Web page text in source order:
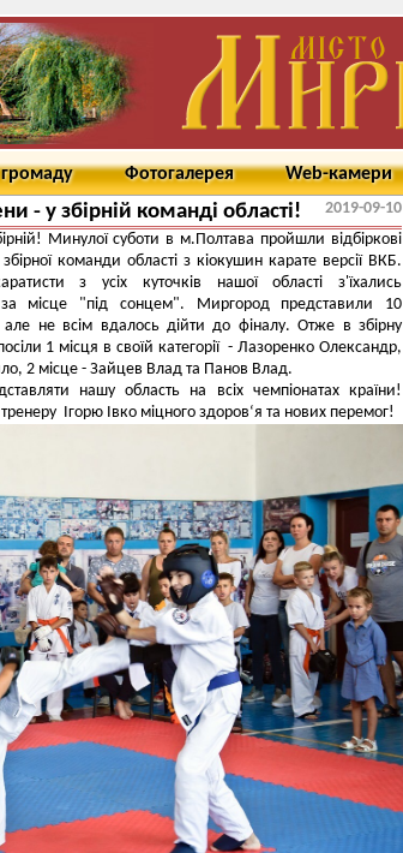
Фотогалерея Web-камери
- у збірній команді області! 2019-09-10
Минулої суботи в м.Полтава пройшли відбіркові
команди області з кіокушин карате версії ВКБ.
з усіх куточків нашої області з'їхались
за місце "під сонцем". Миргород представили 10
але не всім вдалось дійти до фіналу. Отже в збірну
1 місця в своїй категорії - Лазоренко Олександр,
2 місце - Зайцев Влад та Панов Влад.
нашу область на всіх чемпіонатах країни!
Ігорю Івко міцного здоров‘я та нових перемог!